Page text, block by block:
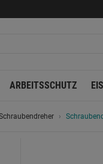
ARBEITSSCHUTZ